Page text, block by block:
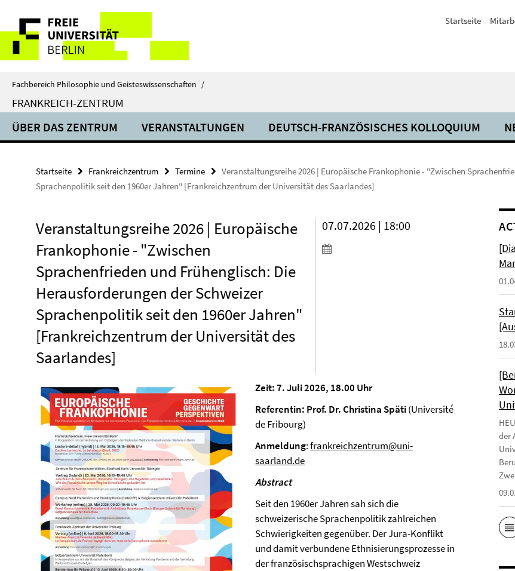
direkt
Inhalt
Service-
Navigation
Startseite
Fachbereich Philosophie und Geisteswissenschaften /
FRANKREICH-ZENTRUM
ÜBER DAS ZENTRUM VERANSTALTUNGEN DEUTSCH-FRANZÖSISCHES KOLLOQUIUM
Startseite Frankreichzentrum Termine
Veranstaltungsreihe 2026 | Europäische Frankophonie - "Zwischen
Sprachenpolitik seit den 1960er Jahren" [Frankreichzentrum der Universität des Saarlandes]
Veranstaltungsreihe 2026 | Europäische
Frankophonie - "Zwischen
Sprachenfrieden und Frühenglisch: Die
Herausforderungen der Schweizer
Sprachenpolitik seit den 1960er Jahren"
[Frankreichzentrum der Universität des
Saarlandes]
07.07.2026 | 18:00
Zeit: 7. Juli 2026, 18.00 Uhr
Referentin: Prof. Dr. Christina Späti(Université
de Fribourg)
Anmeldung:frankreichzentrum@uni-
saarland.de
Abstract
Seit den 1960er Jahren sah sich die
schweizerische Sprachenpolitik zahlreichen
Schwierigkeiten gegenüber. Der Jura-Konflikt
und damit verbundene Ethnisierungsprozesse in
der französischsprachigen Westschweiz
der